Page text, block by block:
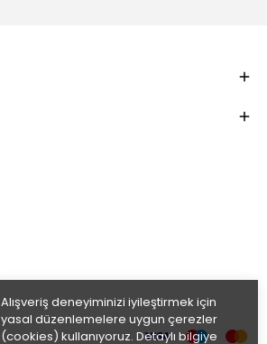
Alışveriş deneyiminizi iyileştirmek için
yasal düzenlemelere uygun çerezler
(cookies) kullanıyoruz. Detaylı bilgiye